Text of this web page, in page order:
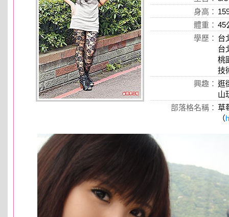
身高：
體重： 45
學歷： 台
台
桃
技
興趣： 逛
山
部落格名稱： 草
（